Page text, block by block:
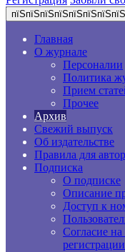
Главная
О журнале
Персоналии
Политика
Прием
Прочее
Архив
Свежий выпуск
Об издательстве
Правила для
Подписка
О подписке
Описание
Доступ к
Согласие